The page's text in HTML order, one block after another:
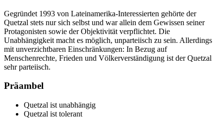
Gegründet 1993 von Lateinamerika-Interessierten gehörte der
Quetzal stets nur sich selbst und war allein dem Gewissen seiner
Protagonisten sowie der Objektivität verpflichtet. Die
Unabhängigkeit macht es möglich, unparteiisch zu sein. Allerdings
mit unverzichtbaren Einschränkungen: In Bezug auf
Menschenrechte, Frieden und Völkerverständigung ist der Quetzal
sehr parteiisch.
Präambel
Quetzal ist unabhängig
Quetzal ist tolerant